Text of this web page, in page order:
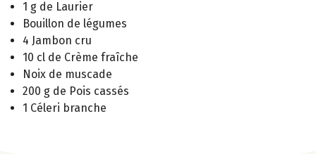
1 g de Laurier
Bouillon de légumes
4 Jambon cru
10 cl de Crème fraîche
Noix de muscade
200 g de Pois cassés
1 Céleri branche